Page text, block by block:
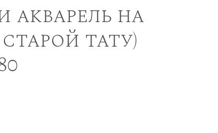
акварель на
тату)